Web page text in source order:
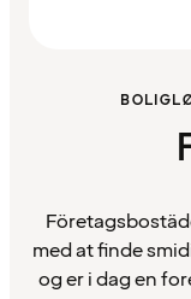
med at finde
og er i dag en